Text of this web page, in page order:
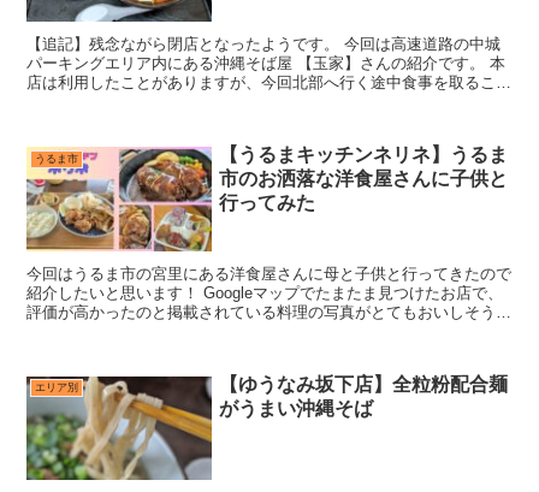
【追記】残念ながら閉店となったようです。 今回は高速道路の中城
パーキングエリア内にある沖縄そば屋 【玉家】さんの紹介です。 本
店は利用したことがありますが、今回北部へ行く途中食事を取ること
うるま市
【うるまキッチンネリネ】うるま
市のお洒落な洋食屋さんに子供と
行ってみた
今回はうるま市の宮里にある洋食屋さんに母と子供と行ってきたので
紹介したいと思います！ Googleマップでたまたま見つけたお店で、
評価が高かったのと掲載されている料理の写真がとてもおいしそうだ
エリア別
【ゆうなみ坂下店】全粒粉配合麺
がうまい沖縄そば